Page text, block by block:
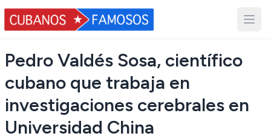
Pedro Valdés Sosa, científico
cubano que trabaja en
investigaciones cerebrales en
Universidad China